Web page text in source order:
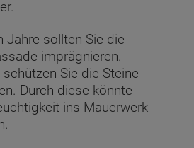
Jahre sollten Sie die
imprägnieren.
schützen Sie die Steine
Durch diese könnte
ins Mauerwerk